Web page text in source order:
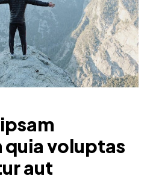
voluptas
aut